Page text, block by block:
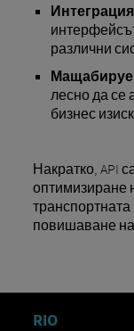
различни
лесно да се
бизнес
Накратко, API
оптимизиране
транспортната
повишаване на
RIO